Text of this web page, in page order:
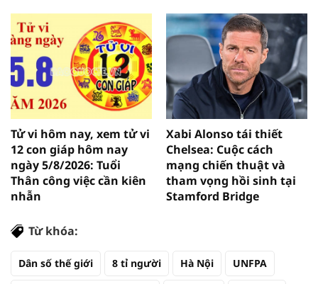
Tử vi hôm nay, xem tử vi
12 con giáp hôm nay
ngày 5/8/2026: Tuổi
Thân công việc cần kiên
nhẫn
Xabi Alonso tái thiết
Chelsea: Cuộc cách
mạng chiến thuật và
tham vọng hồi sinh tại
Stamford Bridge
Từ khóa:
Dân số thế giới 8 tỉ người Hà Nội UNFPA